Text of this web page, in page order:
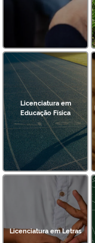
Licenciatura em
Educação Física
Licenciatura em Letras